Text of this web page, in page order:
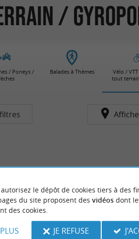
/
/ Poneys /
Balades à Thèmes
Vélo /
tout
le dépôt de cookies tiers à des
du site proposent des vidéosdont
des cookies.
JE REFUSE